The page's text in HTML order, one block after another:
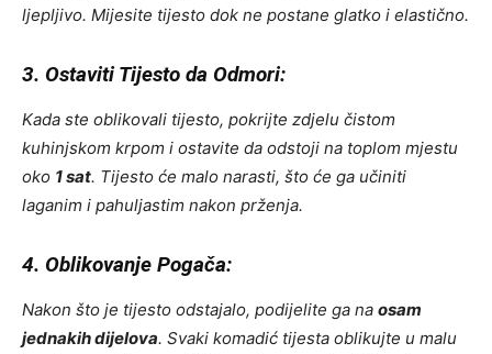
ljepljivo. Mijesite tijesto dok ne postane glatko i elastično.
3. Ostaviti Tijesto da Odmori:
Kada ste oblikovali tijesto, pokrijte zdjelu čistom
kuhinjskom krpom i ostavite da odstoji na toplom mjestu
oko 1 sat. Tijesto će malo narasti, što će ga učiniti
laganim i pahuljastim nakon prženja.
4. Oblikovanje Pogača:
Nakon što je tijesto odstajalo, podijelite ga na osam
jednakih dijelova. Svaki komadić tijesta oblikujte u malu